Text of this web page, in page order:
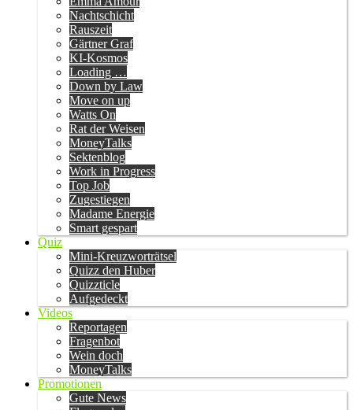
Nachtschicht
Rauszeit
Gärtner Graf
KI-Kosmos
Loading …
Down by Law
Move on up
Watts On
Rat der Weisen
MoneyTalks
Sektenblog
Work in Progress
Top Job
Zugestiegen
Madame Energie
Smart gespart
Quiz
Mini-Kreuzworträtsel
Quizz den Huber
Quizzticle
Aufgedeckt
Videos
Reportagen
Fragenbot
Wein doch
MoneyTalks
Promotionen
Gute News